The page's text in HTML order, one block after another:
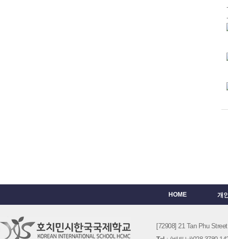
HOME 개
[72908] 21 Tan Phu